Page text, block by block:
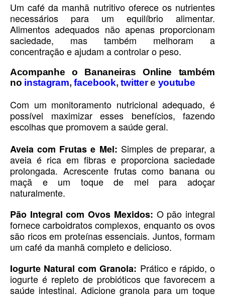
Um café da manhã nutritivo oferece os nutrientes
necessários para um equilíbrio alimentar.
Alimentos adequados não apenas proporcionam
saciedade, mas também melhoram a
concentração e ajudam a controlar o peso.
Acompanhe o Bananeiras Online também
no instagram,facebook, twittere youtube
Com um monitoramento nutricional adequado, é
possível maximizar esses benefícios, fazendo
escolhas que promovem a saúde geral.
Aveia com Frutas e Mel: Simples de preparar, a
aveia é rica em fibras e proporciona saciedade
prolongada. Acrescente frutas como banana ou
maçã e um toque de mel para adoçar
naturalmente.
Pão Integral com Ovos Mexidos: O pão integral
fornece carboidratos complexos, enquanto os ovos
são ricos em proteínas essenciais. Juntos, formam
um café da manhã completo e delicioso.
Iogurte Natural com Granola: Prático e rápido, o
iogurte é repleto de probióticos que favorecem a
saúde intestinal. Adicione granola para um toque